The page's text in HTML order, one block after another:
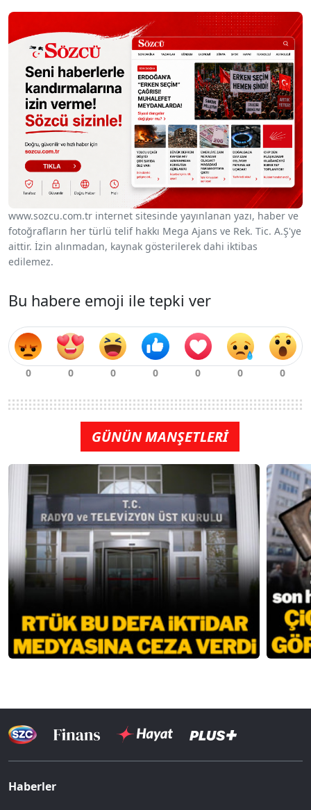
www.sozcu.com.tr internet sitesinde yayınlanan yazı, haber ve
fotoğrafların her türlü telif hakkı Mega Ajans ve Rek. Tic. A.Ş'ye
aittir. İzin alınmadan, kaynak gösterilerek dahi iktibas
edilemez.
Bu habere emoji ile tepki ver
GÜNÜN MANŞETLERİ
Haberler